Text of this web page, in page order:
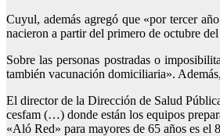
Cuyul, además agregó que «por tercer
nacieron a partir del primero de octubre
Sobre las personas postradas o
también vacunación domiciliaria».
El director de la Dirección de Salud
cesfam (…) donde están los equipos
«Aló Red» para mayores de 65 años es el